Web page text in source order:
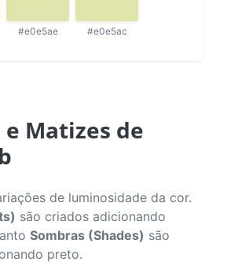
#e0e5ae #e0e5ac
e Matizes de
de luminosidade da cor.
são criados adicionando
Sombras (Shades) são
preto.